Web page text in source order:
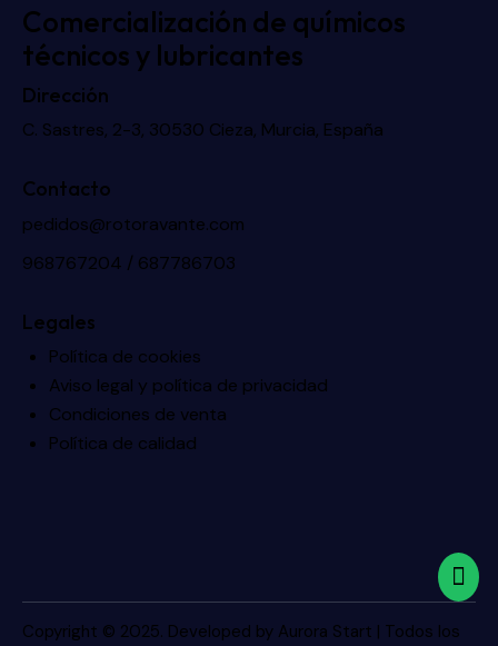
Comercialización de químicos
técnicos y lubricantes
Dirección
C. Sastres, 2-3, 30530 Cieza, Murcia, España
Contacto
pedidos@rotoravante.com
968767204 / 687786703
Legales
Política de cookies
Aviso legal y política de privacidad
Condiciones de venta
Política de calidad
Copyright © 2025. Developed by Aurora Start | Todos los